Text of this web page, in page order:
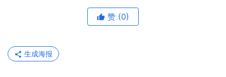
赞 (0)
生成海报